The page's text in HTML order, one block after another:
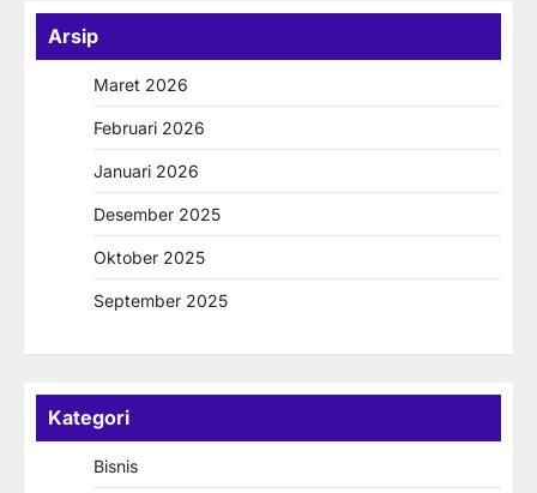
Arsip
Maret 2026
Februari 2026
Januari 2026
Desember 2025
Oktober 2025
September 2025
Kategori
Bisnis